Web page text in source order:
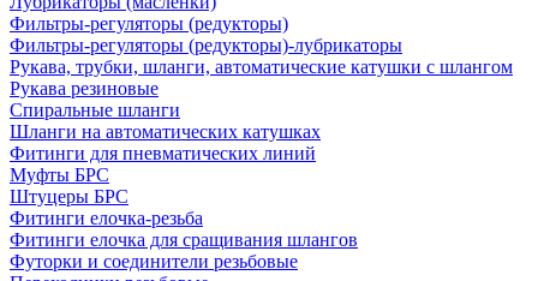
Фильтры-регуляторы (редукторы)
Фильтры-регуляторы (редукторы)-лубрикаторы
Рукава, трубки, шланги, автоматические катушки с шлангом
Рукава резиновые
Спиральные шланги
Шланги на автоматических катушках
Фитинги для пневматических линий
Муфты БРС
Штуцеры БРС
Фитинги елочка-резьба
Фитинги елочка для сращивания шлангов
Футорки и соединители резьбовые